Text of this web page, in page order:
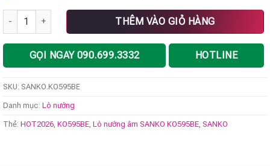
Lò nướng âm SANKO KO595BE số lượngTHÊM VÀO GIỎ HÀNG
GỌI NGAY 090.699.3332 HOTLINE
SKU: SANKO.KO595BE
Danh mục: Lò nướng
Thẻ: HOT2026 KO595BE Lò nướng âm SANKO KO595BE SANKO